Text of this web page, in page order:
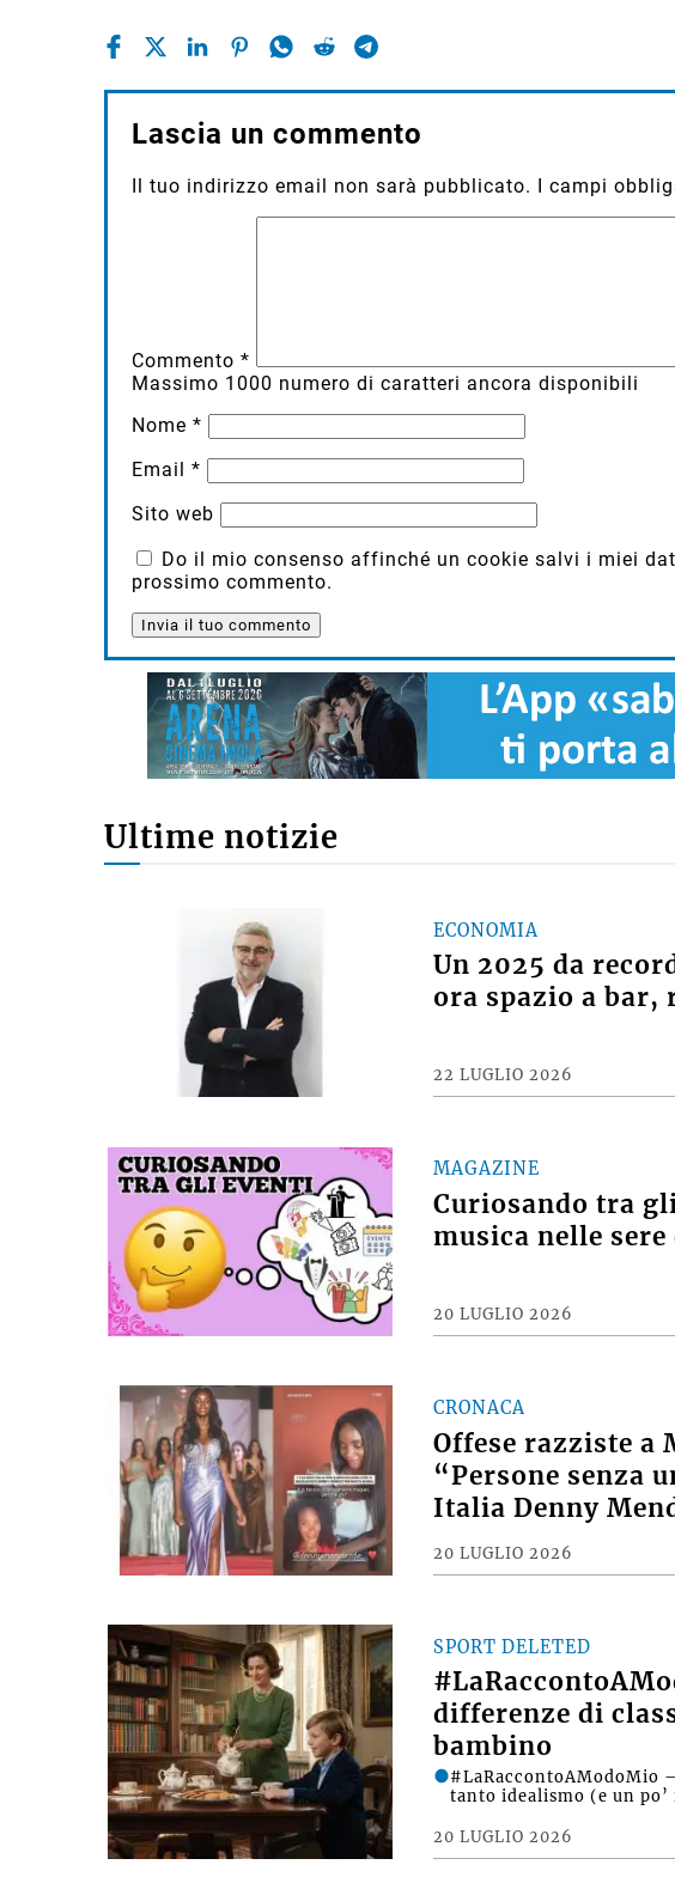
Lascia un commento
Il tuo indirizzo email non sarà pubblicato. I campi
Commento *
Massimo 1000 numero di caratteri ancora disponibili
Nome *
Email *
Sito web
Do il mio consenso affinché un cookie salvi i miei
prossimo commento.
Ultime notizie
ECONOMIA
Un 2025 da
ora spazio a
22 LUGLIO 2026
MAGAZINE
Curiosando tra
musica nelle sere
20 LUGLIO 2026
CRONACA
Offese razziste a
“Persone senza
Italia Denny
20 LUGLIO 2026
SPORT DELETED
differenze di
bambino
20 LUGLIO 2026
#LaRaccontoAModoMio
tanto idealismo (e un